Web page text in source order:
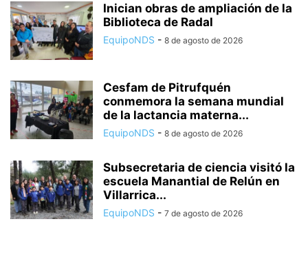
Inician obras de ampliación de la
Biblioteca de Radal
EquipoNDS - 8 de agosto de 2026
Cesfam de Pitrufquén
conmemora la semana mundial
de la lactancia materna...
EquipoNDS - 8 de agosto de 2026
Subsecretaria de ciencia visitó la
escuela Manantial de Relún en
Villarrica...
EquipoNDS - 7 de agosto de 2026